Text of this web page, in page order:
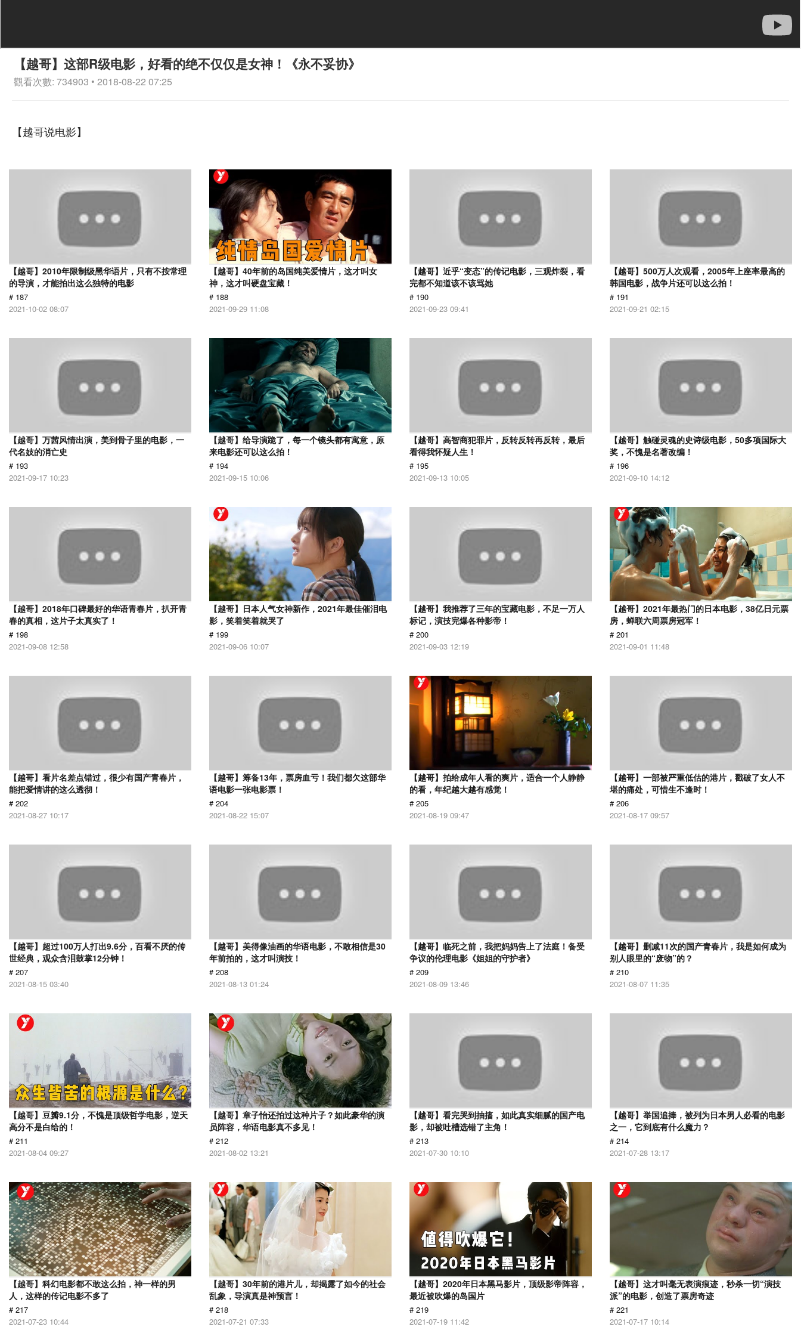
【越哥】这部R级电影，好看的绝不仅仅是女神！《永不妥协》
觀看次數: 734903 • 2018-08-22 07:25
【越哥说电影】
【越哥】2010年限制级黑华语片，只有不按常理
的导演，才能拍出这么独特的电影
# 187
2021-10-02 08:07
【越哥】40年前的岛国纯美爱情片，这才叫女
神，这才叫硬盘宝藏！
# 188
2021-09-29 11:08
【越哥】近乎“变态”的传记电影，三观炸裂，看
完都不知道该不该骂她
# 190
2021-09-23 09:41
【越哥】500万人次观看，2005年上座率最高的
韩国电影，战争片还可以这么拍！
# 191
2021-09-21 02:15
【越哥】万茜风情出演，美到骨子里的电影，一
代名妓的消亡史
# 193
2021-09-17 10:23
【越哥】给导演跪了，每一个镜头都有寓意，原
来电影还可以这么拍！
# 194
2021-09-15 10:06
【越哥】高智商犯罪片，反转反转再反转，最后
看得我怀疑人生！
# 195
2021-09-13 10:05
【越哥】触碰灵魂的史诗级电影，50多项国际大
奖，不愧是名著改编！
# 196
2021-09-10 14:12
【越哥】2018年口碑最好的华语青春片，扒开青
春的真相，这片子太真实了！
# 198
2021-09-08 12:58
【越哥】日本人气女神新作，2021年最佳催泪电
影，笑着笑着就哭了
# 199
2021-09-06 10:07
【越哥】我推荐了三年的宝藏电影，不足一万人
标记，演技完爆各种影帝！
# 200
2021-09-03 12:19
【越哥】2021年最热门的日本电影，38亿日元票
房，蝉联六周票房冠军！
# 201
2021-09-01 11:48
【越哥】看片名差点错过，很少有国产青春片，
能把爱情讲的这么透彻！
# 202
2021-08-27 10:17
【越哥】筹备13年，票房血亏！我们都欠这部华
语电影一张电影票！
# 204
2021-08-22 15:07
【越哥】拍给成年人看的爽片，适合一个人静静
的看，年纪越大越有感觉！
# 205
2021-08-19 09:47
【越哥】一部被严重低估的港片，戳破了女人不
堪的痛处，可惜生不逢时！
# 206
2021-08-17 09:57
【越哥】超过100万人打出9.6分，百看不厌的传
世经典，观众含泪鼓掌12分钟！
# 207
2021-08-15 03:40
【越哥】美得像油画的华语电影，不敢相信是30
年前拍的，这才叫演技！
# 208
2021-08-13 01:24
【越哥】临死之前，我把妈妈告上了法庭！备受
争议的伦理电影《姐姐的守护者》
# 209
2021-08-09 13:46
【越哥】删减11次的国产青春片，我是如何成为
别人眼里的“废物”的？
# 210
2021-08-07 11:35
【越哥】豆瓣9.1分，不愧是顶级哲学电影，逆天
高分不是白给的！
# 211
2021-08-04 09:27
【越哥】章子怡还拍过这种片子？如此豪华的演
员阵容，华语电影真不多见！
# 212
2021-08-02 13:21
【越哥】看完哭到抽搐，如此真实细腻的国产电
影，却被吐槽选错了主角！
# 213
2021-07-30 10:10
【越哥】举国追捧，被列为日本男人必看的电影
之一，它到底有什么魔力？
# 214
2021-07-28 13:17
【越哥】科幻电影都不敢这么拍，神一样的男
人，这样的传记电影不多了
# 217
2021-07-23 10:44
【越哥】30年前的港片儿，却揭露了如今的社会
乱象，导演真是神预言！
# 218
2021-07-21 07:33
【越哥】2020年日本黑马影片，顶级影帝阵容，
最近被吹爆的岛国片
# 219
2021-07-19 11:42
【越哥】这才叫毫无表演痕迹，秒杀一切“演技
派”的电影，创造了票房奇迹
# 221
2021-07-17 10:14